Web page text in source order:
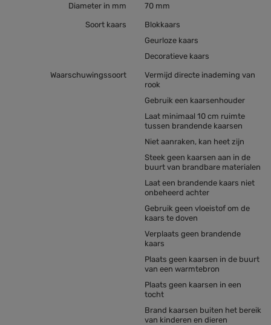
Diameter in mm 70 mm
Soort kaars
Blokkaars
Geurloze kaars
Decoratieve kaars
Waarschuwingssoort
Vermijd directe inademing van
rook
Gebruik een kaarsenhouder
Laat minimaal 10 cm ruimte
tussen brandende kaarsen
Niet aanraken, kan heet zijn
Steek geen kaarsen aan in de
buurt van brandbare materialen
Laat een brandende kaars niet
onbeheerd achter
Gebruik geen vloeistof om de
kaars te doven
Verplaats geen brandende
kaars
Plaats geen kaarsen in de buurt
van een warmtebron
Plaats geen kaarsen in een
tocht
Brand kaarsen buiten het bereik
van kinderen en dieren